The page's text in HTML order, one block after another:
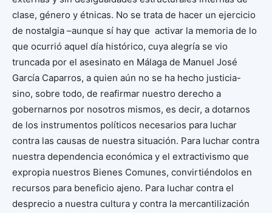
clase, género y étnicas. No se trata de hacer un ejercicio
de nostalgia –aunque sí hay que activar la memoria de lo
que ocurrió aquel día histórico, cuya alegría se vio
truncada por el asesinato en Málaga de Manuel José
García Caparros, a quien aún no se ha hecho justicia-
sino, sobre todo, de reafirmar nuestro derecho a
gobernarnos por nosotros mismos, es decir, a dotarnos
de los instrumentos políticos necesarios para luchar
contra las causas de nuestra situación. Para luchar contra
nuestra dependencia económica y el extractivismo que
expropia nuestros Bienes Comunes, convirtiéndolos en
recursos para beneficio ajeno. Para luchar contra el
desprecio a nuestra cultura y contra la mercantilización